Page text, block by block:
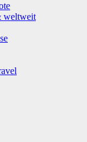
weltweit